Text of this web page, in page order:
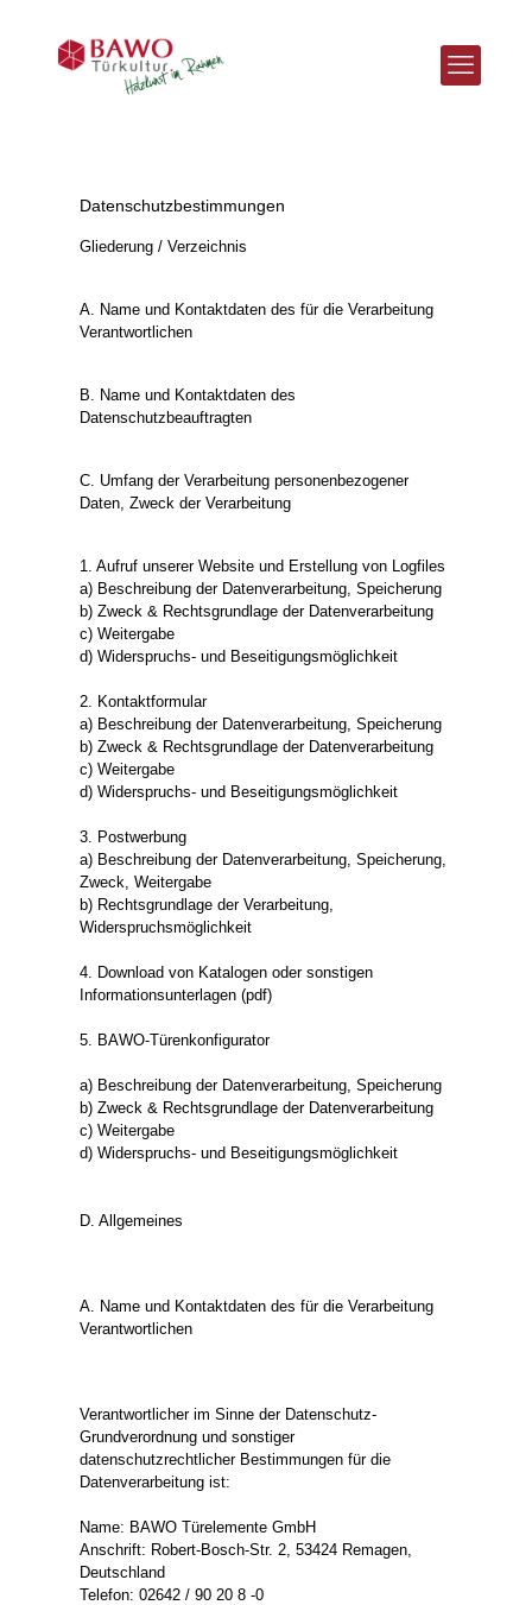
Datenschutzbestimmungen
Gliederung / Verzeichnis
A. Name und Kontaktdaten des für die Verarbeitung
Verantwortlichen
B. Name und Kontaktdaten des
Datenschutzbeauftragten
C. Umfang der Verarbeitung personenbezogener
Daten, Zweck der Verarbeitung
1. Aufruf unserer Website und Erstellung von Logfiles
a) Beschreibung der Datenverarbeitung, Speicherung
b) Zweck & Rechtsgrundlage der Datenverarbeitung
c) Weitergabe
d) Widerspruchs- und Beseitigungsmöglichkeit
2. Kontaktformular
a) Beschreibung der Datenverarbeitung, Speicherung
b) Zweck & Rechtsgrundlage der Datenverarbeitung
c) Weitergabe
d) Widerspruchs- und Beseitigungsmöglichkeit
3. Postwerbung
a) Beschreibung der Datenverarbeitung, Speicherung,
Zweck, Weitergabe
b) Rechtsgrundlage der Verarbeitung,
Widerspruchsmöglichkeit
4. Download von Katalogen oder sonstigen
Informationsunterlagen (pdf)
5. BAWO-Türenkonfigurator
a) Beschreibung der Datenverarbeitung, Speicherung
b) Zweck & Rechtsgrundlage der Datenverarbeitung
c) Weitergabe
d) Widerspruchs- und Beseitigungsmöglichkeit
D. Allgemeines
A. Name und Kontaktdaten des für die Verarbeitung
Verantwortlichen
Verantwortlicher im Sinne der Datenschutz-
Grundverordnung und sonstiger
datenschutzrechtlicher Bestimmungen für die
Datenverarbeitung ist:
Name: BAWO Türelemente GmbH
Anschrift: Robert-Bosch-Str. 2, 53424 Remagen,
Deutschland
Telefon: 02642 / 90 20 8 -0